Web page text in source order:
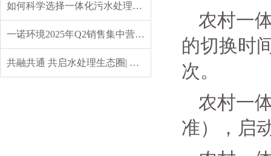
如何科学选择一体化污水处理设备？实用指南来了
一诺环境2025年Q2销售集中营：赋能成长，共启新程
共融共通 共启水处理生态圈| 英诺格林成立20周年供应商大会定义水处理未来式
农村一
的切换时
次。
农村一
准），启